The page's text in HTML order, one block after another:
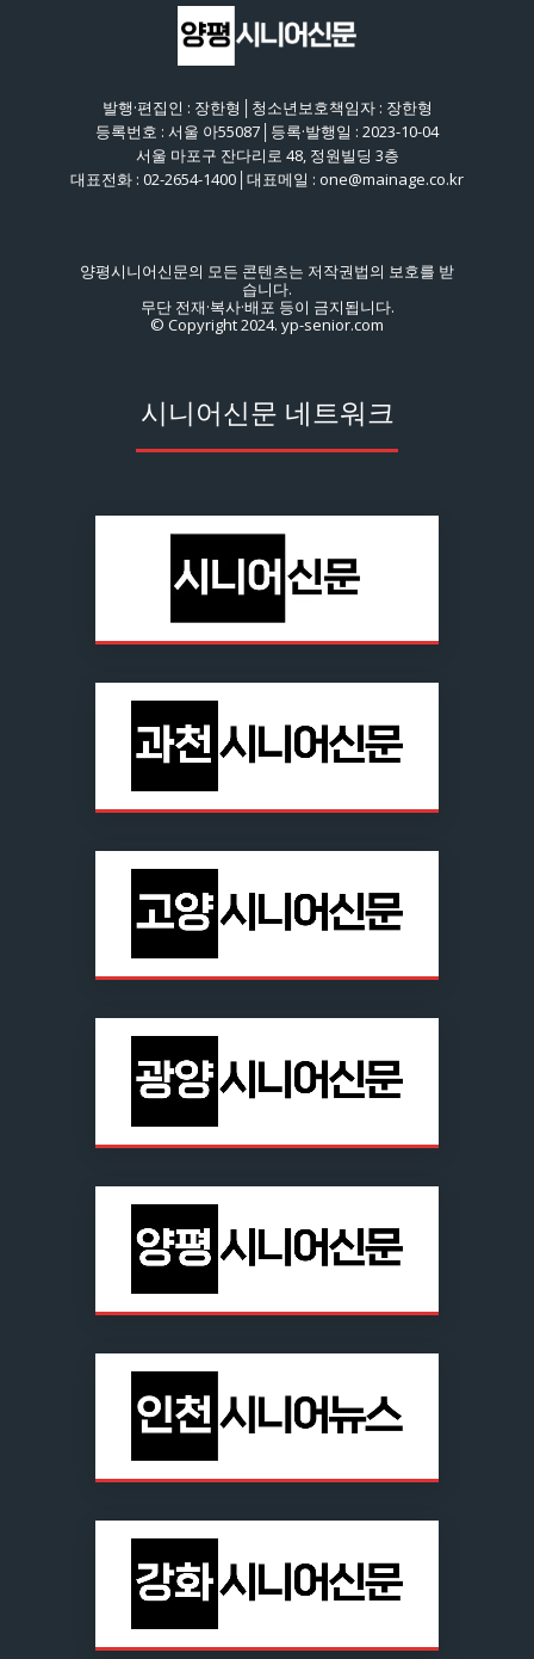
발행·편집인 : 장한형│청소년보호책임자 : 장한형
등록번호 : 서울 아55087│등록·발행일 : 2023-10-04
서울 마포구 잔다리로 48, 정원빌딩 3층
대표전화 : 02-2654-1400│대표메일 : one@mainage.co.kr
양평시니어신문의 모든 콘텐츠는 저작권법의 보호를 받
습니다.
무단 전재·복사·배포 등이 금지됩니다.
© Copyright 2024. yp-senior.com
시니어신문 네트워크